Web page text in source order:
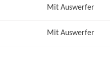
Mit Auswerfer
Mit Auswerfer